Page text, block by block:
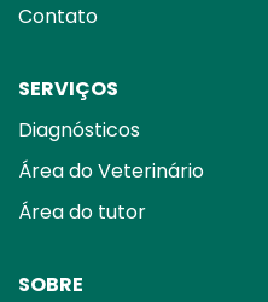
Contato
SERVIÇOS
Diagnósticos
Área do Veterinário
Área do tutor
SOBRE